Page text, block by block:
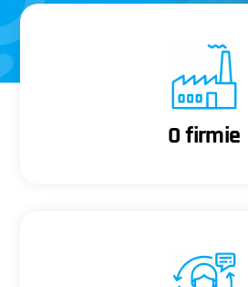
O firmie